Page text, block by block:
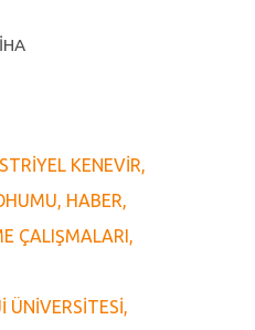
KENEVIR
HABER
ÇALIŞMALARI
ÜNIVERSITESI